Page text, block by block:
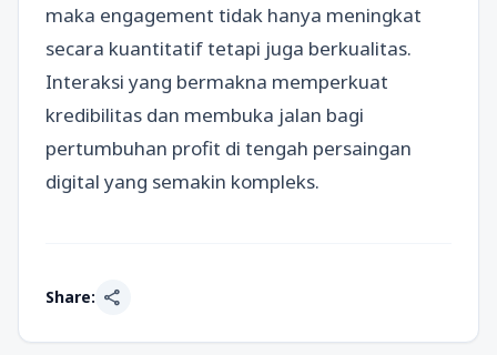
maka engagement tidak hanya meningkat
secara kuantitatif tetapi juga berkualitas.
Interaksi yang bermakna memperkuat
kredibilitas dan membuka jalan bagi
pertumbuhan profit di tengah persaingan
digital yang semakin kompleks.
Share: share